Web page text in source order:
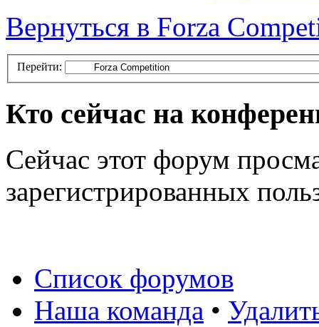
Вернуться в Forza
Перейти:
Кто сейчас на
Сейчас этот форум
зарегистрированных
Список форумов
Наша команда •